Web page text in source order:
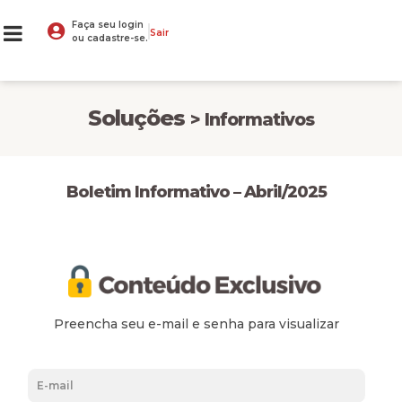
Faça seu login
ou cadastre-se. Sair
Soluções > Informativos
Boletim Informativo – Abril/2025
Preencha seu e-mail e senha para visualizar